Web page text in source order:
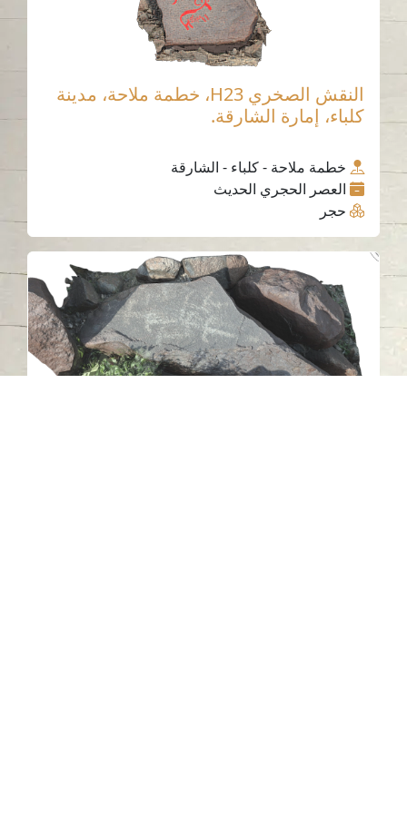
النقش الصخري H23، خطمة ملاحة، مدينة
كلباء، إمارة الشارقة.
خطمة ملاحة - كلباء - الشارقة
العصر الحجري الحديث
حجر